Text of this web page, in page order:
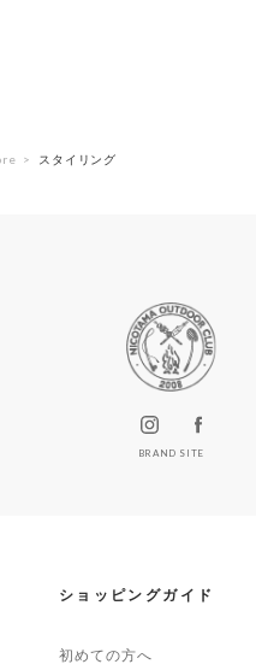
スタイリング
BRAND SITE
ショッピングガイド
初めての方へ